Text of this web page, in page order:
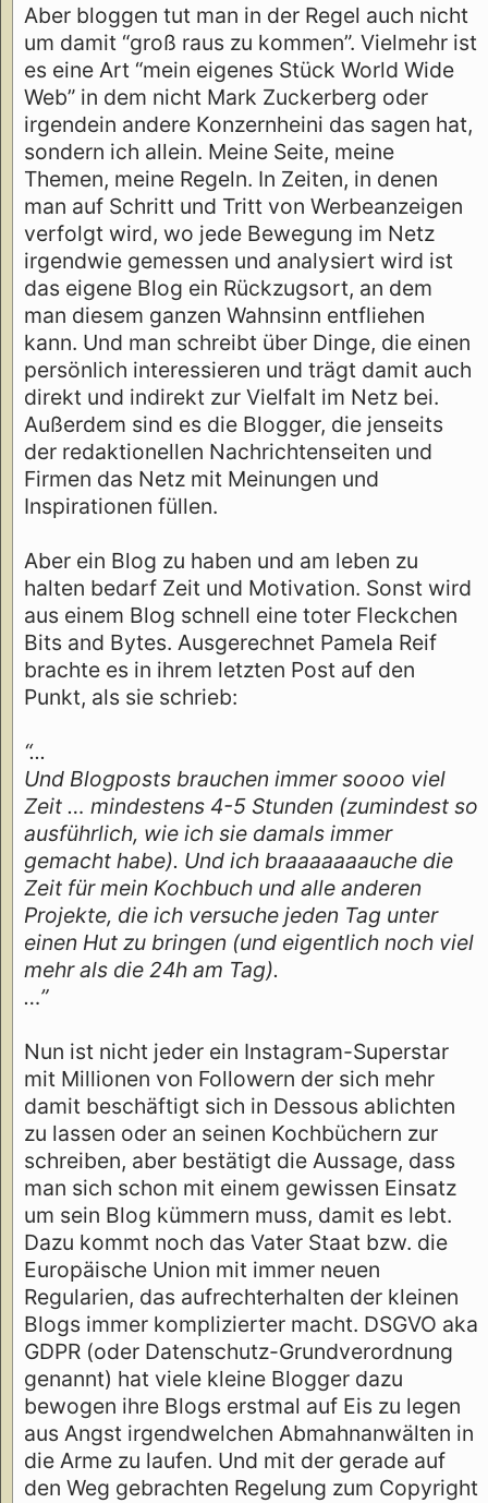
Aber bloggen tut man in der Regel auch nicht
um damit “groß raus zu kommen”. Vielmehr ist
es eine Art “mein eigenes Stück World Wide
Web” in dem nicht Mark Zuckerberg oder
irgendein andere Konzernheini das sagen hat,
sondern ich allein. Meine Seite, meine
Themen, meine Regeln. In Zeiten, in denen
man auf Schritt und Tritt von Werbeanzeigen
verfolgt wird, wo jede Bewegung im Netz
irgendwie gemessen und analysiert wird ist
das eigene Blog ein Rückzugsort, an dem
man diesem ganzen Wahnsinn entfliehen
kann. Und man schreibt über Dinge, die einen
persönlich interessieren und trägt damit auch
direkt und indirekt zur Vielfalt im Netz bei.
Außerdem sind es die Blogger, die jenseits
der redaktionellen Nachrichtenseiten und
Firmen das Netz mit Meinungen und
Inspirationen füllen.
Aber ein Blog zu haben und am leben zu
halten bedarf Zeit und Motivation. Sonst wird
aus einem Blog schnell eine toter Fleckchen
Bits and Bytes. Ausgerechnet Pamela Reif
brachte es in ihrem letzten Post auf den
Punkt, als sie schrieb:
“...
Und Blogposts brauchen immer soooo viel
Zeit … mindestens 4-5 Stunden (zumindest so
ausführlich, wie ich sie damals immer
gemacht habe). Und ich braaaaaaauche die
Zeit für mein Kochbuch und alle anderen
Projekte, die ich versuche jeden Tag unter
einen Hut zu bringen (und eigentlich noch viel
mehr als die 24h am Tag).
…”
Nun ist nicht jeder ein Instagram-Superstar
mit Millionen von Followern der sich mehr
damit beschäftigt sich in Dessous ablichten
zu lassen oder an seinen Kochbüchern zur
schreiben, aber bestätigt die Aussage, dass
man sich schon mit einem gewissen Einsatz
um sein Blog kümmern muss, damit es lebt.
Dazu kommt noch das Vater Staat bzw. die
Europäische Union mit immer neuen
Regularien, das aufrechterhalten der kleinen
Blogs immer komplizierter macht. DSGVO aka
GDPR (oder Datenschutz-Grundverordnung
genannt) hat viele kleine Blogger dazu
bewogen ihre Blogs erstmal auf Eis zu legen
aus Angst irgendwelchen Abmahnanwälten in
die Arme zu laufen. Und mit der gerade auf
den Weg gebrachten Regelung zum Copyright